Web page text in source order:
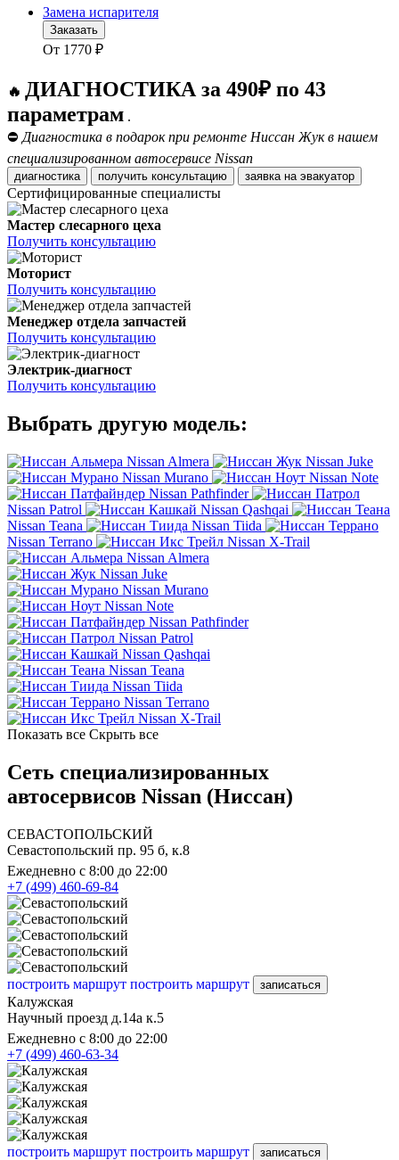
Замена испарителя
Заказать
От 1770 ₽
🔥 ДИАГНОСТИКА за 490₽ по 43
параметрам .
⛔ Диагностика в подарок при ремонте Ниссан Жук в нашем
специализированном автосервисе Nissan
диагностика получить консультацию заявка на эвакуатор
Сертифицированные специалисты
Мастер слесарного цеха
Получить консультацию
Моторист
Получить консультацию
Менеджер отдела запчастей
Получить консультацию
Электрик-диагност
Получить консультацию
Выбрать другую модель:
Nissan Almera
Nissan Juke
Nissan Murano
Nissan Note
Nissan Pathfinder
Nissan Patrol
Nissan Qashqai
Nissan Teana
Nissan Tiida
Nissan Terrano
Nissan X-Trail
Nissan Almera
Nissan Juke
Nissan Murano
Nissan Note
Nissan Pathfinder
Nissan Patrol
Nissan Qashqai
Nissan Teana
Nissan Tiida
Nissan Terrano
Nissan X-Trail
Показать все Скрыть все
Сеть специализированных
автосервисов Nissan (Ниссан)
СЕВАСТОПОЛЬСКИЙ
Севастопольский пр. 95 б, к.8
Ежедневно с 8:00 до 22:00
+7 (499) 460-69-84
построить маршрут построить маршрут записаться
Калужская
Научный проезд д.14а к.5
Ежедневно с 8:00 до 22:00
+7 (499) 460-63-34
построить маршрут построить маршрут записаться